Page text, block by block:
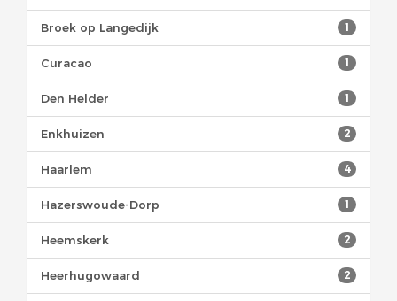
1
Broek op Langedijk
1
Curacao
1
Den Helder
2
Enkhuizen
4
Haarlem
1
Hazerswoude-Dorp
2
Heemskerk
2
Heerhugowaard